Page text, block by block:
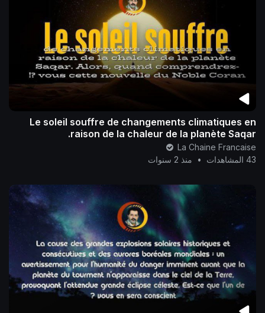
Le soleil souffre de changements climatiques en
raison de la chaleur de la planète Saqar.
La Chaine Francaise
43 المشاهدات
• منذ 2 سنوات